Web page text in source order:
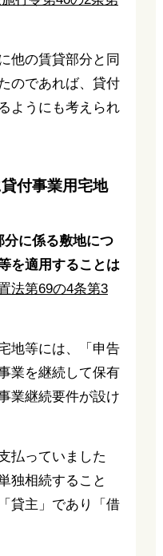
他の賃貸部分と同
のであれば、貸付
ようにも考えられ
付事業用宅地
に係る敷地につ
を適用することは
法第69の4条第3
地等には、「申告
業を継続して保有
業継続要件が設け
払っていました
独相続すること
貸主」であり「借